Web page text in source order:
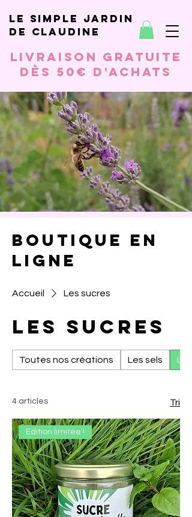
le simple jardin
de Claudine
Livraison gratuite
dès 50€ d'achats
Boutique en
ligne
Accueil Les sucres
Les sucres
Toutes nos créations Les sels
4 articles Tri
Edition limitée !